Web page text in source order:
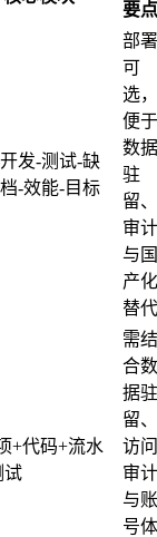
要点
发-测试-缺
-效能-目标
部署
可
选，
便于
数据
驻
留、
审计
与国
产化
替代
+代码+流水
试
需结
合数
据驻
留、
访问
审计
与账
号体